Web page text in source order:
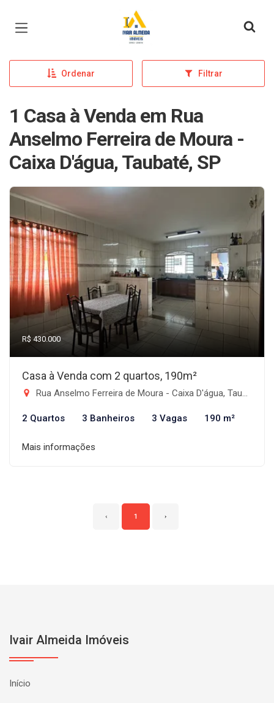
Página inicial
Ordenar Filtrar
1 Casa à Venda em Rua
Anselmo Ferreira de Moura -
Caixa D'água, Taubaté, SP
R$ 430.000
Casa à Venda com 2 quartos, 190m²
Rua Anselmo Ferreira de Moura - Caixa D'água, Taubaté-SP
2 Quartos 3 Banheiros 3 Vagas 190 m²
Mais informações
‹ 1 ›
Ivair Almeida Imóveis
Início